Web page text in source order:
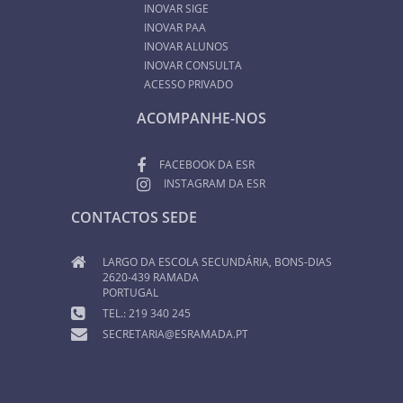
INOVAR SIGE
INOVAR PAA
INOVAR ALUNOS
INOVAR CONSULTA
ACESSO PRIVADO
ACOMPANHE-NOS
FACEBOOK DA ESR
INSTAGRAM DA ESR
CONTACTOS SEDE
LARGO DA ESCOLA SECUNDÁRIA, BONS-DIAS
2620-439 RAMADA
PORTUGAL
TEL.: 219 340 245
SECRETARIA@ESRAMADA.PT